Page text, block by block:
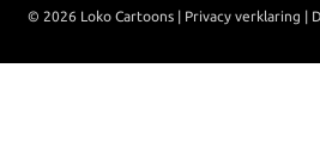
© 2026 Loko Cartoons | Privacy verklaring |